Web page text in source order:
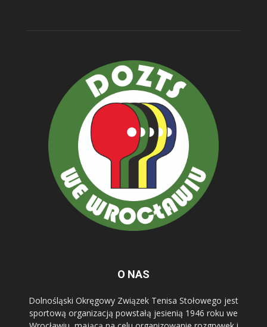
O NAS
Dolnośląski Okręgowy Związek Tenisa Stołowego jest
sportową organizacją powstałą jesienią 1946 roku we